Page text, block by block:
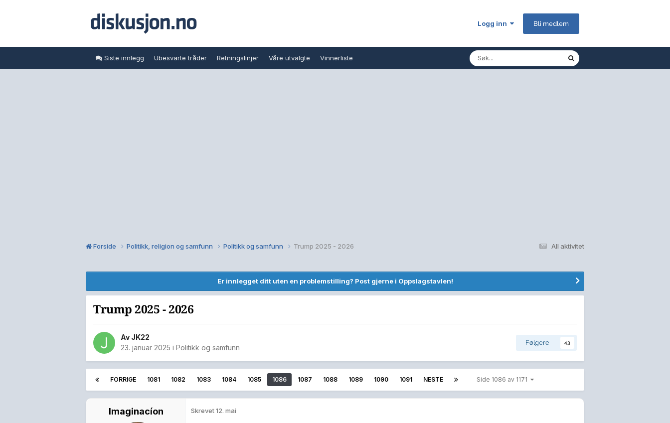
Logg inn Bli medlem
Siste innlegg Ubesvarte tråder Retningslinjer Våre utvalgte Vinnerliste
All aktivitet
Forside Politikk, religion og samfunn Politikk og samfunn Trump 2025 - 2026
Er innlegget ditt uten en problemstilling? Post gjerne i Oppslagstavlen!
Trump 2025 - 2026
Av JK22
23. januar 2025 i Politikk og samfunn
Følgere 43
FORRIGE 1081 1082 1083 1084 1085 1086 1087 1088 1089 1090 1091 NESTE Side 1086 av 1171
Imaginacíon Skrevet12. mai